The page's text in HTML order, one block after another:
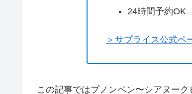
24時間予約OK
＞サプライス公式ペ
この記事ではプノンペン〜シアヌー